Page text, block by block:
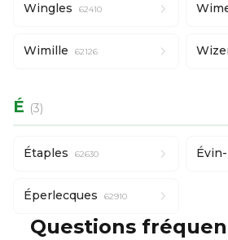
Wingles 62410
Wimille 62126
É (3)
Étaples 62630
Éperlecques 62910
Questions